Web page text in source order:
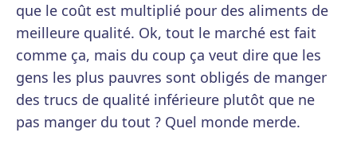
que le coût est multiplié pour des aliments de
meilleure qualité. Ok, tout le marché est fait
comme ça, mais du coup ça veut dire que les
gens les plus pauvres sont obligés de manger
des trucs de qualité inférieure plutôt que ne
pas manger du tout ? Quel monde merde.